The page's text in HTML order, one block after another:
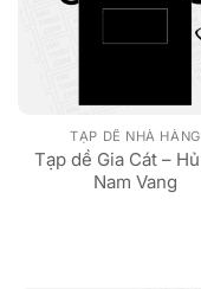
TẠP DỀ NHÀ HÀNG
Tạp dề Gia Cát –
Nam Vang